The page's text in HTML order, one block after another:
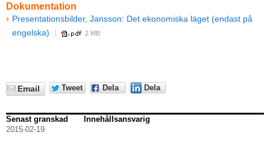
Dokumentation
Presentationsbilder, Jansson: Det ekonomiska läget (endast på
engelska)
2 MB
Email Tweet Dela Dela
Senast granskad
2015-02-19
Innehållsansvarig